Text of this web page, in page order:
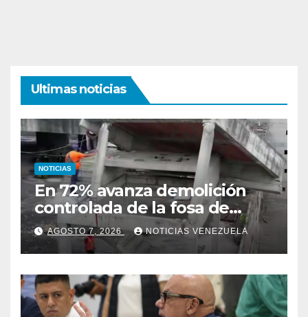
Ultimas noticias
NOTICIAS
En 72% avanza demolición
controlada de la fosa de
ascensores en la Torre de
David
AGOSTO 7, 2026 NOTICIAS VENEZUELA